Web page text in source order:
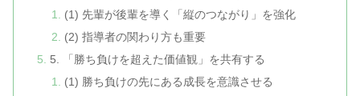
(1) 先輩が後輩を導く「縦のつながり」を強化
(2) 指導者の関わり方も重要
5. 「勝ち負けを超えた価値観」を共有する
(1) 勝ち負けの先にある成長を意識させる